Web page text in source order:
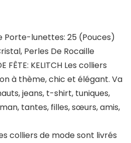
Porte-lunettes: 25 (Pouces)
Perles De Rocaille
FÊTE: KELITCH Les colliers
à thème, chic et élégant. Va
jeans, t-shirt, tuniques,
tantes, filles, sœurs, amis,
colliers de mode sont livrés